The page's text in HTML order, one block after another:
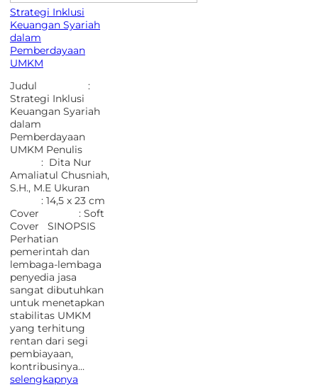
Strategi Inklusi
Keuangan Syariah
dalam
Pemberdayaan
UMKM
Judul :
Strategi Inklusi
Keuangan Syariah
dalam
Pemberdayaan
UMKM Penulis
: Dita Nur
Amaliatul Chusniah,
S.H., M.E Ukuran
: 14,5 x 23 cm
Cover : Soft
Cover SINOPSIS
Perhatian
pemerintah dan
lembaga-lembaga
penyedia jasa
sangat dibutuhkan
untuk menetapkan
stabilitas UMKM
yang terhitung
rentan dari segi
pembiayaan,
kontribusinya…
selengkapnya